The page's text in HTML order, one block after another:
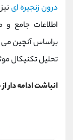
درون زنجیره ای
اطلاعات جامع
براساس آنچین می
تحلیل تکنیکال
انباشت ادامه دار